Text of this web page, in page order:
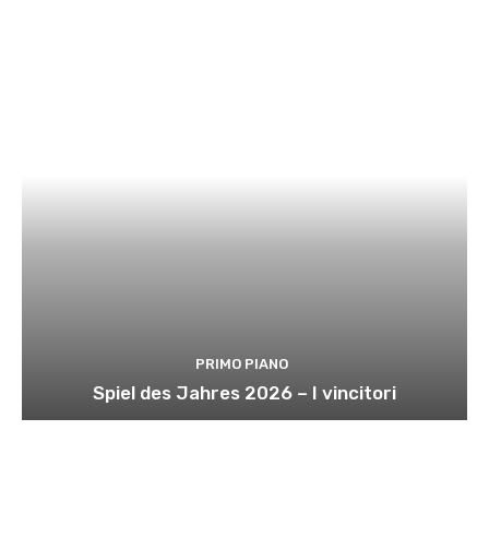
PRIMO PIANO
Spiel des Jahres 2026 – I vincitori